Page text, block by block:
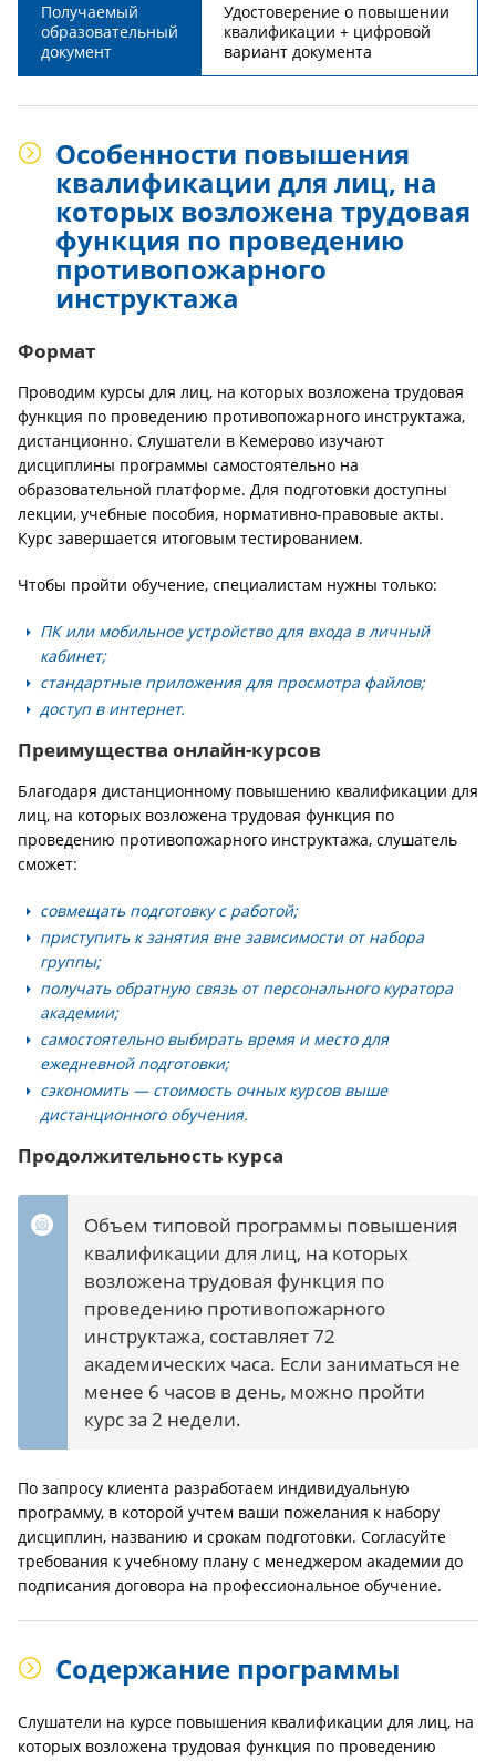
Получаемый
образовательный
документ
Удостоверение о повышении
квалификации + цифровой
вариант документа
Особенности повышения
квалификации для лиц, на
которых возложена трудовая
функция по проведению
противопожарного
инструктажа
Формат
Проводим курсы для лиц, на которых возложена трудовая
функция по проведению противопожарного инструктажа,
дистанционно. Слушатели в Кемерово изучают
дисциплины программы самостоятельно на
образовательной платформе. Для подготовки доступны
лекции, учебные пособия, нормативно-правовые акты.
Курс завершается итоговым тестированием.
Чтобы пройти обучение, специалистам нужны только:
ПК или мобильное устройство для входа в личный
кабинет;
стандартные приложения для просмотра файлов;
доступ в интернет.
Преимущества онлайн-курсов
Благодаря дистанционному повышению квалификации для
лиц, на которых возложена трудовая функция по
проведению противопожарного инструктажа, слушатель
сможет:
совмещать подготовку с работой;
приступить к занятия вне зависимости от набора
группы;
получать обратную связь от персонального куратора
академии;
самостоятельно выбирать время и место для
ежедневной подготовки;
сэкономить — стоимость очных курсов выше
дистанционного обучения.
Продолжительность курса
Объем типовой программы повышения
квалификации для лиц, на которых
возложена трудовая функция по
проведению противопожарного
инструктажа, составляет 72
академических часа. Если заниматься не
менее 6 часов в день, можно пройти
курс за 2 недели.
По запросу клиента разработаем индивидуальную
программу, в которой учтем ваши пожелания к набору
дисциплин, названию и срокам подготовки. Согласуйте
требования к учебному плану с менеджером академии до
подписания договора на профессиональное обучение.
Содержание программы
Слушатели на курсе повышения квалификации для лиц, на
которых возложена трудовая функция по проведению